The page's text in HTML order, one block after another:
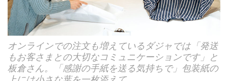
オンラインでの注文も増えているダジャでは「発送
もお客さまとの大切なコミュニケーションです」と
板倉さん。「感謝の手紙を送る気持ちで」包装紙の